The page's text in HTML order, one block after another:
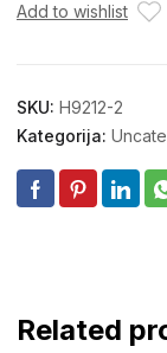
Add to wishlist
SKU: H9212-2
Kategorija:
Related